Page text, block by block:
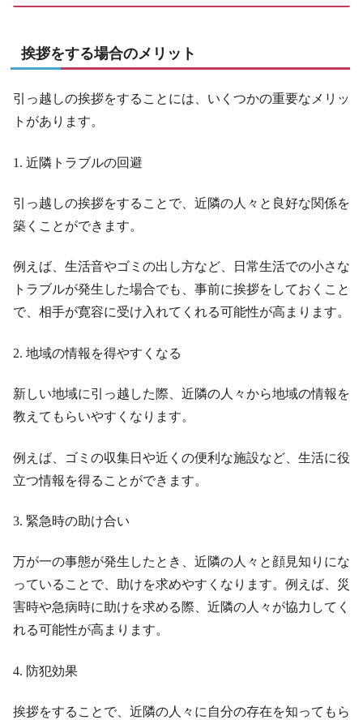
挨拶をする場合のメリット
引っ越しの挨拶をすることには、いくつかの重要なメリッ
トがあります。
1. 近隣トラブルの回避
引っ越しの挨拶をすることで、近隣の人々と良好な関係を
築くことができます。
例えば、生活音やゴミの出し方など、日常生活での小さな
トラブルが発生した場合でも、事前に挨拶をしておくこと
で、相手が寛容に受け入れてくれる可能性が高まります。
2. 地域の情報を得やすくなる
新しい地域に引っ越した際、近隣の人々から地域の情報を
教えてもらいやすくなります。
例えば、ゴミの収集日や近くの便利な施設など、生活に役
立つ情報を得ることができます。
3. 緊急時の助け合い
万が一の事態が発生したとき、近隣の人々と顔見知りにな
っていることで、助けを求めやすくなります。例えば、災
害時や急病時に助けを求める際、近隣の人々が協力してく
れる可能性が高まります。
4. 防犯効果
挨拶をすることで、近隣の人々に自分の存在を知ってもら